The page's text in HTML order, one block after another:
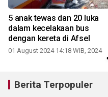
5 anak tewas dan 20 luka
dalam kecelakaan bus
dengan kereta di Afsel
01 August 2024 14:18 WIB, 2024
Berita Terpopuler